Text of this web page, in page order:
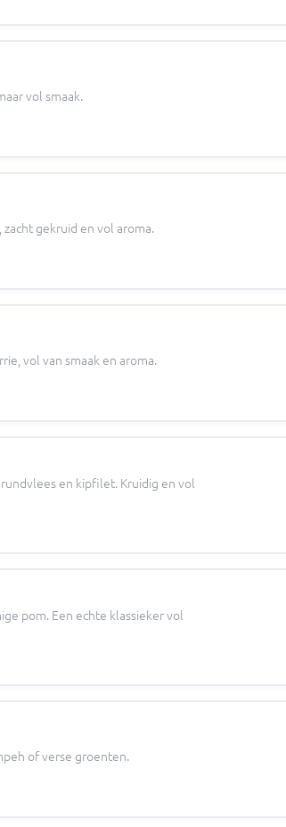
vol smaak.
gekruid en vol aroma.
vol van smaak en aroma.
en kipfilet. Kruidig en vol
pom. Een echte klassieker vol
of verse groenten.